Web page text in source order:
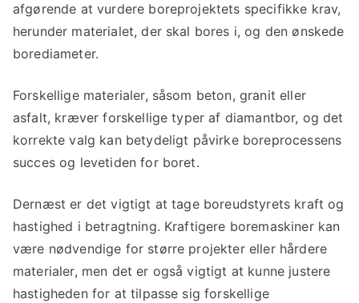
afgørende at vurdere boreprojektets specifikke krav,
herunder materialet, der skal bores i, og den ønskede
borediameter.
Forskellige materialer, såsom beton, granit eller
asfalt, kræver forskellige typer af diamantbor, og det
korrekte valg kan betydeligt påvirke boreprocessens
succes og levetiden for boret.
Dernæst er det vigtigt at tage boreudstyrets kraft og
hastighed i betragtning. Kraftigere boremaskiner kan
være nødvendige for større projekter eller hårdere
materialer, men det er også vigtigt at kunne justere
hastigheden for at tilpasse sig forskellige